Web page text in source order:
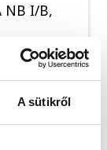
A sütikről
NB I/B,